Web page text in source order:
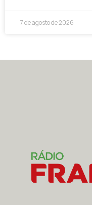
7 de agosto de 2026